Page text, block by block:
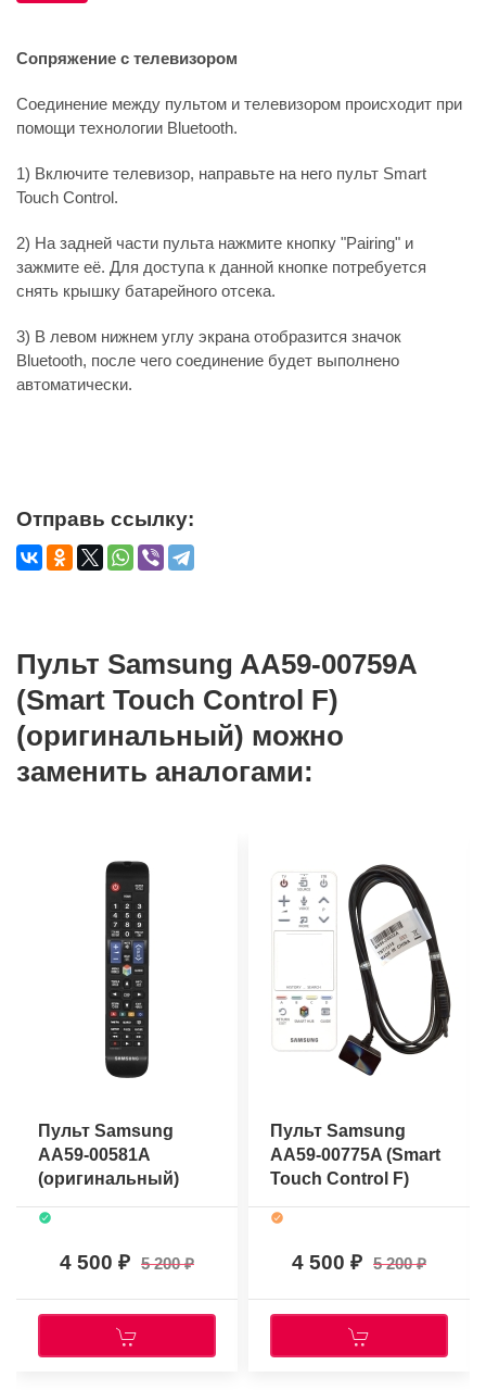
Сопряжение с телевизором
Соединение между пультом и телевизором происходит при
помощи технологии Bluetooth.
1) Включите телевизор, направьте на него пульт Smart
Touch Control.
2) На задней части пульта нажмите кнопку "Pairing" и
зажмите её. Для доступа к данной кнопке потребуется
снять крышку батарейного отсека.
3) В левом нижнем углу экрана отобразится значок
Bluetooth, после чего соединение будет выполнено
автоматически.
Отправь ссылку:
Пульт Samsung AA59-00759A
(Smart Touch Control F)
(оригинальный) можно
заменить аналогами:
Пульт Samsung
AA59-00581A
(оригинальный)
4 500 5 200
Пульт Samsung
AA59-00775A (Smart
Touch Control F)
(оригинальный)
4 500 5 200